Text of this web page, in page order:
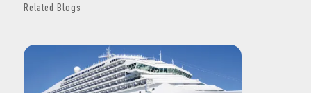
Related Blogs